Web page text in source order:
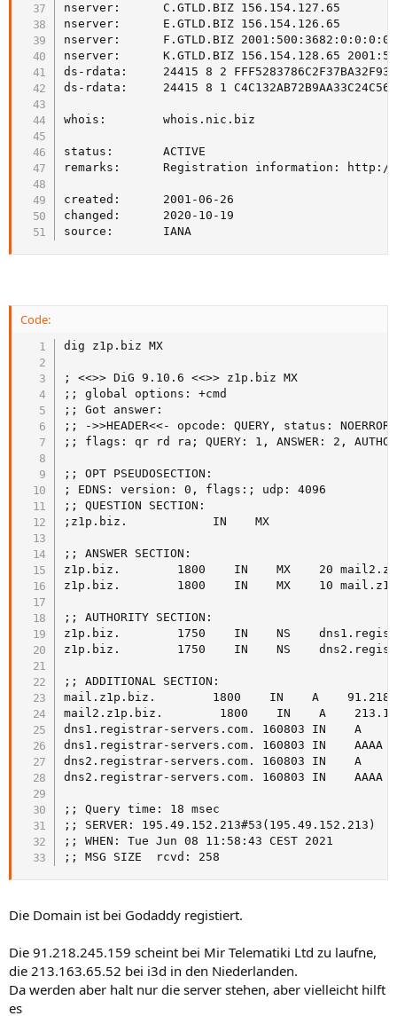
nserver:      C.GTLD.BIZ 156.154.127.65
nserver:      E.GTLD.BIZ 156.154.126.65
nserver:      F.GTLD.BIZ
nserver:      K.GTLD.BIZ 156.154.128.65
ds-rdata:     24415 8 2
ds-rdata:     24415 8 1
whois:        whois.nic.biz
status:       ACTIVE
remarks:      Registration information: http://
created:      2001-06-26
changed:      2020-10-19
source:       IANA
Code:
dig z1p.biz MX
; <<>> DiG 9.10.6 <<>> z1p.biz MX
;; global options: +cmd
;; Got answer:
;; ->>HEADER<<- opcode: QUERY, status:
;; flags: qr rd ra; QUERY: 1, ANSWER: 2,
;; OPT PSEUDOSECTION:
; EDNS: version: 0, flags:; udp: 4096
;; QUESTION SECTION:
;z1p.biz.            IN    MX
;; ANSWER SECTION:
z1p.biz.        1800    IN    MX    20
z1p.biz.        1800    IN    MX    10
;; AUTHORITY SECTION:
z1p.biz.        1750    IN    NS
z1p.biz.        1750    IN    NS
;; ADDITIONAL SECTION:
mail.z1p.biz.        1800    IN    A
mail2.z1p.biz.        1800    IN    A
dns1.registrar-servers.com. 160803 IN    A
dns1.registrar-servers.com. 160803 IN    AAAA
dns2.registrar-servers.com. 160803 IN    A
dns2.registrar-servers.com. 160803 IN    AAAA
;; Query time: 18 msec
;; SERVER: 195.49.152.213#53(195.49.152.213)
;; WHEN: Tue Jun 08 11:58:43 CEST 2021
;; MSG SIZE  rcvd: 258
Die Domain ist bei Godaddy registiert.
Die 91.218.245.159 scheint bei Mir Telematiki Ltd zu laufne,
die 213.163.65.52 bei i3d in den Niederlanden.
Da werden aber halt nur die server stehen, aber vielleicht hilft
es